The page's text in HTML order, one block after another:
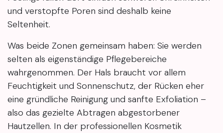
und verstopfte Poren sind deshalb keine
Seltenheit.
Was beide Zonen gemeinsam haben: Sie werden
selten als eigenständige Pflegebereiche
wahrgenommen. Der Hals braucht vor allem
Feuchtigkeit und Sonnenschutz, der Rücken eher
eine gründliche Reinigung und sanfte Exfoliation –
also das gezielte Abtragen abgestorbener
Hautzellen. In der professionellen Kosmetik